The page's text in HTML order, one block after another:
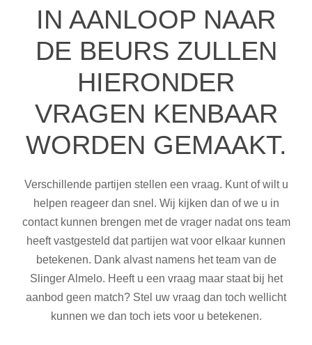
IN AANLOOP NAAR
DE BEURS ZULLEN
HIERONDER
VRAGEN KENBAAR
WORDEN GEMAAKT.
Verschillende partijen stellen een vraag. Kunt of wilt u
helpen reageer dan snel. Wij kijken dan of we u in
contact kunnen brengen met de vrager nadat ons team
heeft vastgesteld dat partijen wat voor elkaar kunnen
betekenen. Dank alvast namens het team van de
Slinger Almelo. Heeft u een vraag maar staat bij het
aanbod geen match? Stel uw vraag dan toch wellicht
kunnen we dan toch iets voor u betekenen.